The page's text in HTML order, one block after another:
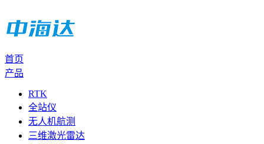
首页
产品
RTK
全站仪
无人机航测
三维激光雷达